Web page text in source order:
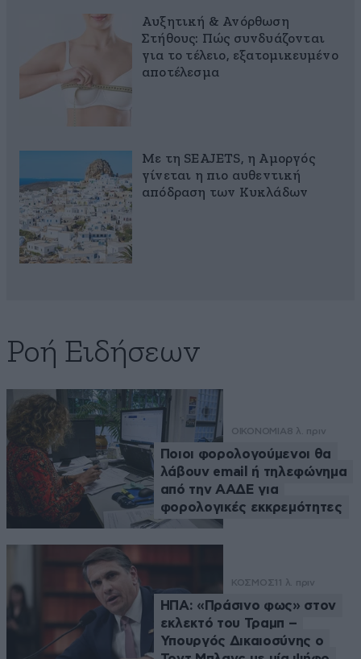
Αυξητική & Ανόρθωση
Στήθους: Πώς συνδυάζονται
για το τέλειο, εξατομικευμένο
αποτέλεσμα
Με τη SEAJETS, η Αμοργός
γίνεται η πιο αυθεντική
απόδραση των Κυκλάδων
Ροή Ειδήσεων
ΟΙΚΟΝΟΜΙΑ8 λ. πριν
Ποιοι φορολογούμενοι θα
λάβουν email ή τηλεφώνημα
από την ΑΑΔΕ για
φορολογικές εκκρεμότητες
ΚΟΣΜΟΣ 11 λ. πριν
ΗΠΑ: «Πράσινο φως» στον
εκλεκτό του Τραμπ –
Υπουργός Δικαιοσύνης ο